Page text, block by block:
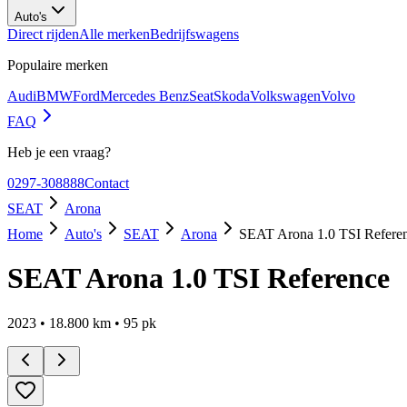
Auto's
Direct rijdenAlle merkenBedrijfswagens
Populaire merken
AudiBMWFordMercedes BenzSeatSkodaVolkswagenVolvo
FAQ
Heb je een vraag?
0297-308888Contact
SEAT
Arona
Home
Auto's SEAT Arona SEAT Arona 1.0 TSI
SEAT Arona 1.0 TSI Reference
2023 • 18.800 km • 95 pk